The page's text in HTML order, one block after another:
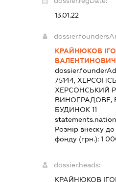
13.01.22
КРАЙНЮКОВ
ВАЛЕНТИНОВИЧ
75144,
ХЕРСОНСЬКИЙ
ВИНОГРАДОВЕ,
БУДИНОК 11
Розмір внеску до
фонду (грн.):1
dossier.heads:
КРАЙНЮКОВ